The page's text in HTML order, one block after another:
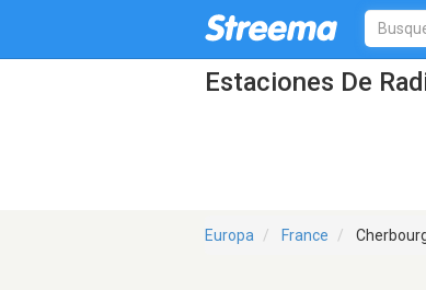
Estaciones De
Europa France